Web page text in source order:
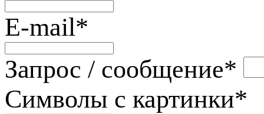
E-mail*
Запрос / сообщение*
Символы с картинки*